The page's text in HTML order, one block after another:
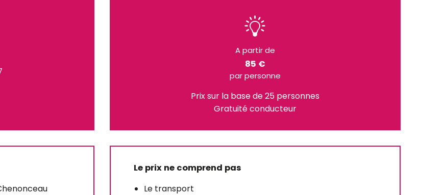
A partir de
85 €
par personne
Prix sur la base de 25 personnes
Gratuité conducteur
Le prix ne comprend pas
Le transport